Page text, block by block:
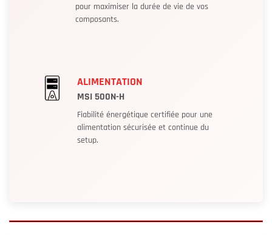
pour maximiser la durée de vie de vos
composants.
ALIMENTATION
MSI 500N-H
Fiabilité énergétique certifiée pour une
alimentation sécurisée et continue du
setup.